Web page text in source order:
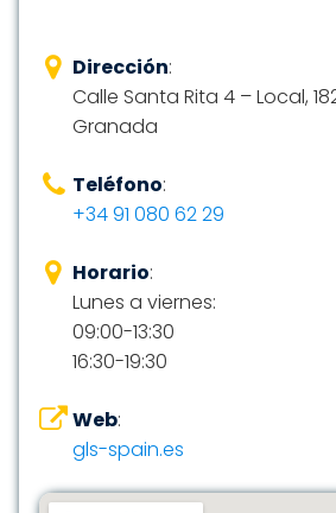
Dirección:
Calle Santa Rita 4 – Local,
Granada
Teléfono:
+34 91 080 62 29
Horario:
Lunes a viernes:
09:00-13:30
16:30-19:30
Web:
gls-spain.es